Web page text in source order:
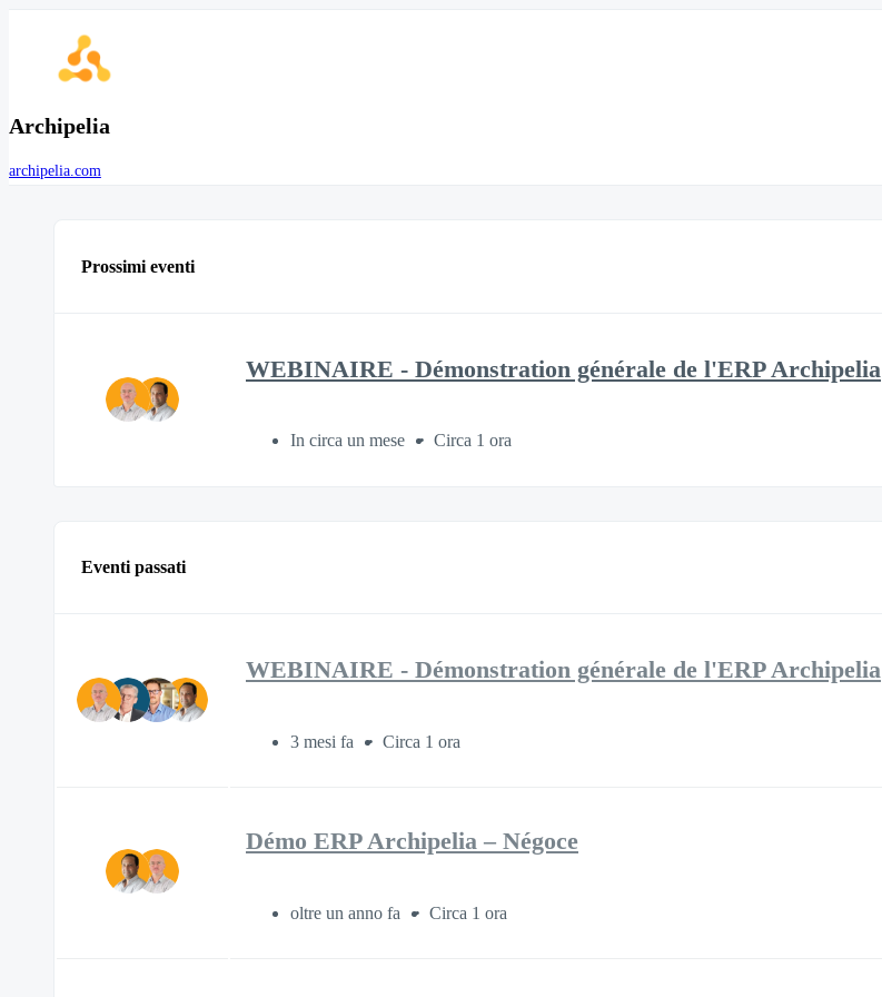
Archipelia
archipelia.com
Prossimi eventi
WEBINAIRE - Démonstration générale de l'ERP Archipelia
In circa un mese Circa 1 ora
Eventi passati
WEBINAIRE - Démonstration générale de l'ERP Archipelia
3 mesi fa Circa 1 ora
Démo ERP Archipelia – Négoce
oltre un anno fa Circa 1 ora